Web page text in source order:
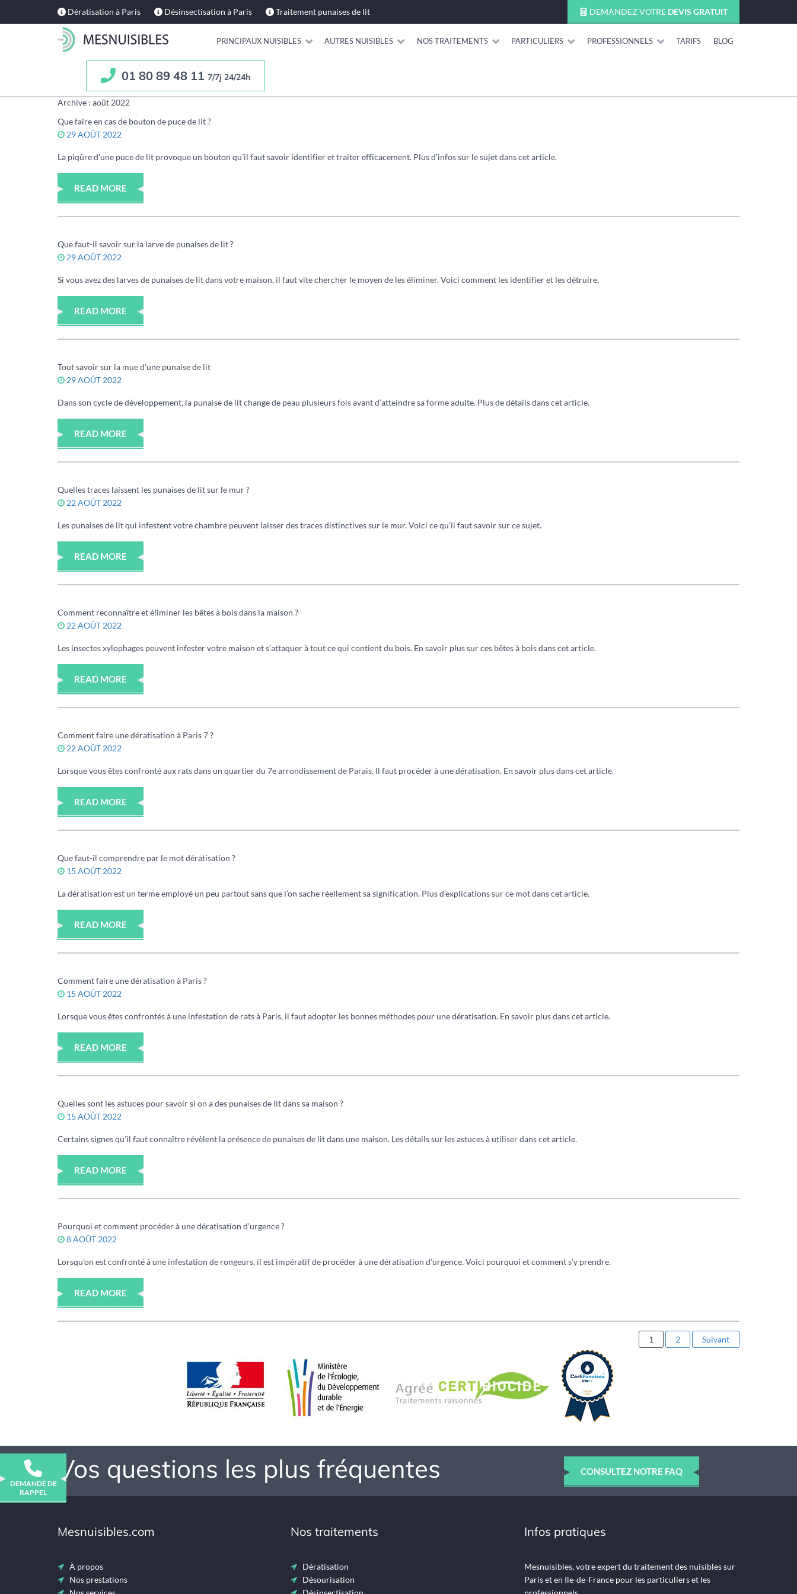
Dératisation à Paris Désinsectisation à Paris Traitement punaises de lit DEMANDEZ VOTRE DEVIS GRATUIT
PRINCIPAUX NUISIBLES AUTRES NUISIBLES NOS TRAITEMENTS PARTICULIERS PROFESSIONNELS TARIFS BLOG
01 80 89 48 11 7/7j 24/24h
Archive : août 2022
Que faire en cas de bouton de puce de lit ?
29 AOÛT 2022
La piqûre d’une puce de lit provoque un bouton qu’il faut savoir identifier et traiter efficacement. Plus d’infos sur le sujet dans cet article.
READ MORE
Que faut-il savoir sur la larve de punaises de lit ?
29 AOÛT 2022
Si vous avez des larves de punaises de lit dans votre maison, il faut vite chercher le moyen de les éliminer. Voici comment les identifier et les détruire.
READ MORE
Tout savoir sur la mue d’une punaise de lit
29 AOÛT 2022
Dans son cycle de développement, la punaise de lit change de peau plusieurs fois avant d’atteindre sa forme adulte. Plus de détails dans cet article.
READ MORE
Quelles traces laissent les punaises de lit sur le mur ?
22 AOÛT 2022
Les punaises de lit qui infestent votre chambre peuvent laisser des traces distinctives sur le mur. Voici ce qu’il faut savoir sur ce sujet.
READ MORE
Comment reconnaître et éliminer les bêtes à bois dans la maison ?
22 AOÛT 2022
Les insectes xylophages peuvent infester votre maison et s’attaquer à tout ce qui contient du bois. En savoir plus sur ces bêtes à bois dans cet article.
READ MORE
Comment faire une dératisation à Paris 7 ?
22 AOÛT 2022
Lorsque vous êtes confronté aux rats dans un quartier du 7e arrondissement de Parais, Il faut procéder à une dératisation. En savoir plus dans cet article.
READ MORE
Que faut-il comprendre par le mot dératisation ?
15 AOÛT 2022
La dératisation est un terme employé un peu partout sans que l’on sache réellement sa signification. Plus d’explications sur ce mot dans cet article.
READ MORE
Comment faire une dératisation à Paris ?
15 AOÛT 2022
Lorsque vous êtes confrontés à une infestation de rats à Paris, il faut adopter les bonnes méthodes pour une dératisation. En savoir plus dans cet article.
READ MORE
Quelles sont les astuces pour savoir si on a des punaises de lit dans sa maison ?
15 AOÛT 2022
Certains signes qu’il faut connaître révèlent la présence de punaises de lit dans une maison. Les détails sur les astuces à utiliser dans cet article.
READ MORE
Pourquoi et comment procéder à une dératisation d’urgence ?
8 AOÛT 2022
Lorsqu’on est confronté à une infestation de rongeurs, il est impératif de procéder à une dératisation d’urgence. Voici pourquoi et comment s’y prendre.
READ MORE
1 2 Suivant
Vos questions les plus fréquentes CONSULTEZ NOTRE FAQ
Mesnuisibles.com
À propos
Nos prestations
Nos traitements
Dératisation
Désourisation
Infos pratiques
Mesnuisibles, votre expert du traitement des nuisibles sur
Paris et en Ile-de-France pour les particuliers et les
DEMANDE DE
RAPPEL